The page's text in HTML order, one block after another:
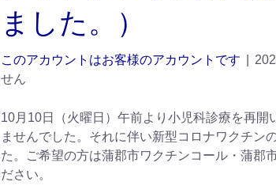
ました。）
このアカウントはお客様のアカウントです
せん
10月10日（火曜日）午前より小児科診療を再開
ませんでした。それに伴い新型コロナワクチン
た。ご希望の方は蒲郡市ワクチンコール・蒲郡
ださい。